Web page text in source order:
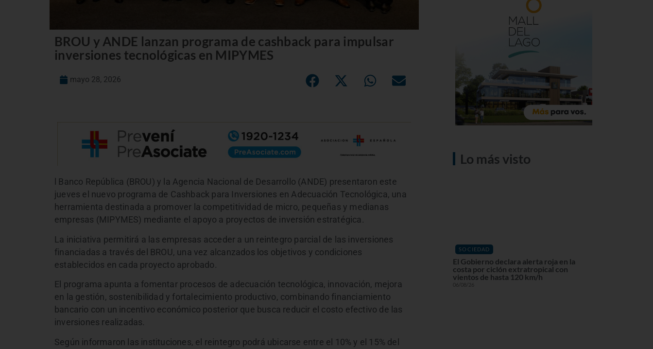
BROU y ANDE lanzan programa de cashback para impulsar
inversiones tecnológicas en MIPYMES
mayo 28, 2026
l Banco República (BROU) y la Agencia Nacional de Desarrollo (ANDE) presentaron este
jueves el nuevo programa de Cashback para Inversiones en Adecuación Tecnológica, una
herramienta destinada a promover la competitividad de micro, pequeñas y medianas
empresas (MIPYMES) mediante el apoyo a proyectos de inversión estratégica.
La iniciativa permitirá a las empresas acceder a un reintegro parcial de las inversiones
financiadas a través del BROU, una vez alcanzados los objetivos y condiciones
establecidos en cada proyecto aprobado.
El programa apunta a fomentar procesos de adecuación tecnológica, innovación, mejora
en la gestión, sostenibilidad y fortalecimiento productivo, combinando financiamiento
bancario con un incentivo económico posterior que busca reducir el costo efectivo de las
inversiones realizadas.
Según informaron las instituciones, el reintegro podrá ubicarse entre el 10% y el 15% del
Lo más visto
SOCIEDAD
El Gobierno declara alerta roja en la
costa por ciclón extratropical con
vientos de hasta 120 km/h
06/08/26